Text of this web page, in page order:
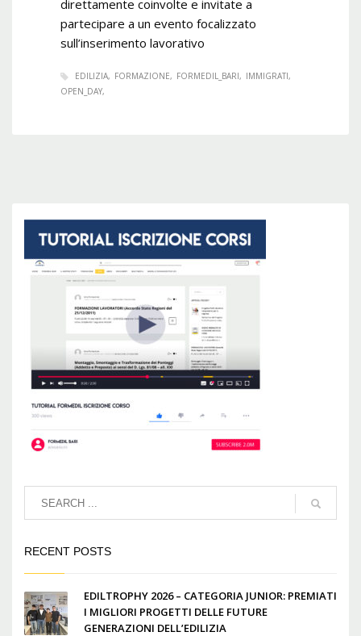
direttamente coinvolte e invitate a
partecipare a un evento focalizzato
sull’inserimento lavorativo
EDILIZIA FORMAZIONE FORMEDIL_BARI
IMMIGRATI
OPEN_DAY
RECENT POSTS
EDILTROPHY 2026 – CATEGORIA JUNIOR: PREMIATI
I MIGLIORI PROGETTI DELLE FUTURE
GENERAZIONI DELL’EDILIZIA